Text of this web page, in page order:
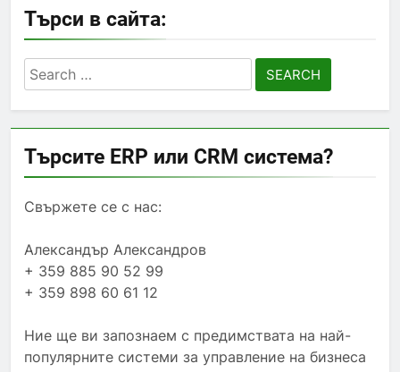
Търси в сайта:
Search
for:
Търсите ERP или CRM система?
Свържете се с нас:
Александър Александров
+ 359 885 90 52 99
+ 359 898 60 61 12
Ние ще ви запознаем с предимствата на най-
популярните системи за управление на бизнеса